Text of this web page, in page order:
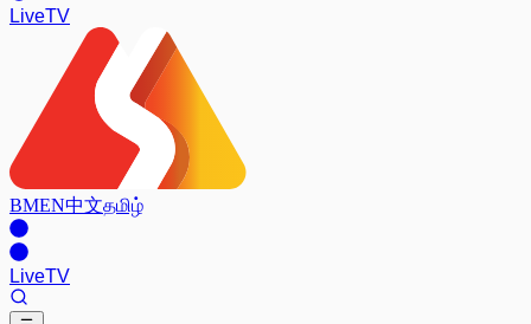
LiveTV
BMEN中文தமிழ்
LiveTV